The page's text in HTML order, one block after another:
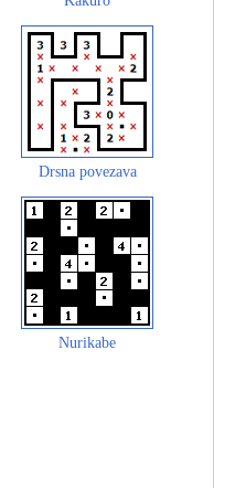
Drsna povezava
Nurikabe